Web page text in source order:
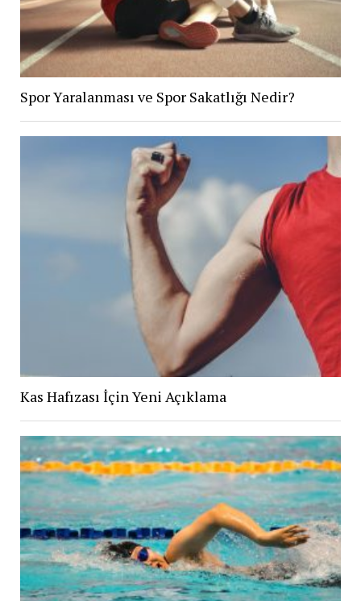
Spor Yaralanması ve Spor Sakatlığı Nedir?
Kas Hafızası İçin Yeni Açıklama